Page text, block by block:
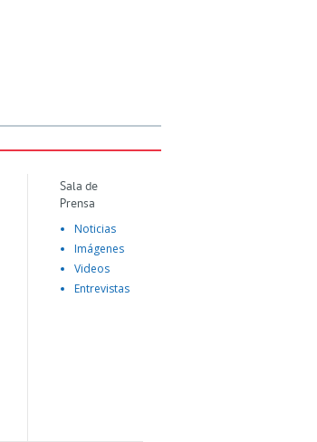
Sala de
Prensa
Noticias
Imágenes
Videos
Entrevistas